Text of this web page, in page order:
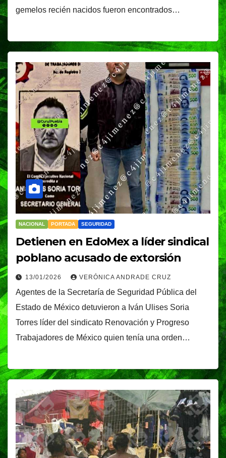
gemelos recién nacidos fueron encontrados…
NACIONAL PORTADA SEGURIDAD
Detienen en EdoMex a líder sindical
poblano acusado de extorsión
13/01/2026 VERÓNICA ANDRADE CRUZ
Agentes de la Secretaría de Seguridad Pública del
Estado de México detuvieron a Iván Ulises Soria
Torres líder del sindicato Renovación y Progreso
Trabajadores de México quien tenía una orden…